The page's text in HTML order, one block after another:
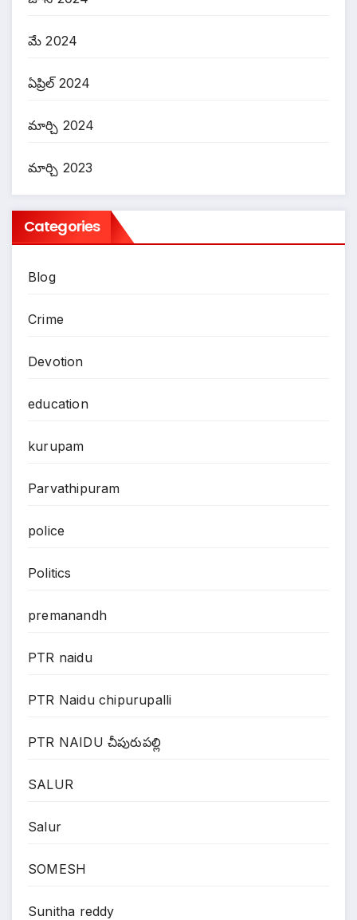
మే 2024
ఏప్రిల్ 2024
మార్చి 2024
మార్చి 2023
Categories
Blog
Crime
Devotion
education
kurupam
Parvathipuram
police
Politics
premanandh
PTR naidu
PTR Naidu chipurupalli
PTR NAIDU చీపురుపల్లి
SALUR
Salur
SOMESH
Sunitha reddy